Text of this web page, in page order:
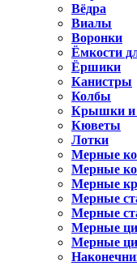
Вёдра
Виалы
Воронки
Ёмкости
Ёршики
Канистры
Колбы
Крышки и
Кюветы
Лотки
Мерные
Мерные
Мерные
Мерные
Мерные
Мерные
Мерные